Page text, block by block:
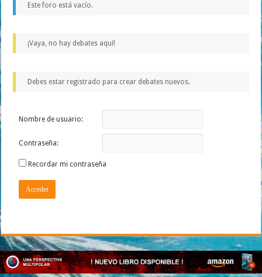
Este foro está vacío.
¡Vaya, no hay debates aquí!
Debes estar registrado para crear debates nuevos.
Nombre de usuario:
Contraseña:
Recordar mi contraseña
Acceder